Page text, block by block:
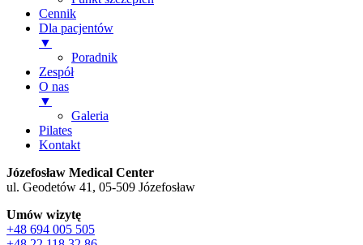
Cennik
Dla pacjentów
▼
Poradnik
Zespół
O nas
▼
Galeria
Pilates
Kontakt
Józefosław Medical Center
ul. Geodetów 41, 05-509 Józefosław
Umów wizytę
+48 694 005 505